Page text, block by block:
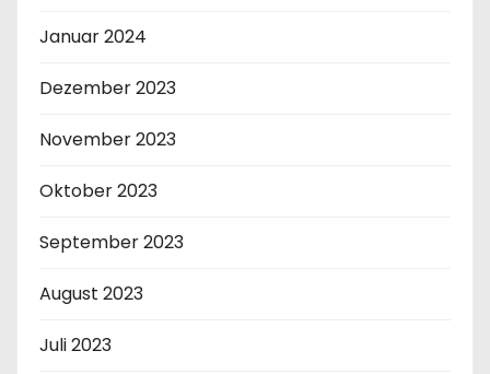
Januar 2024
Dezember 2023
November 2023
Oktober 2023
September 2023
August 2023
Juli 2023